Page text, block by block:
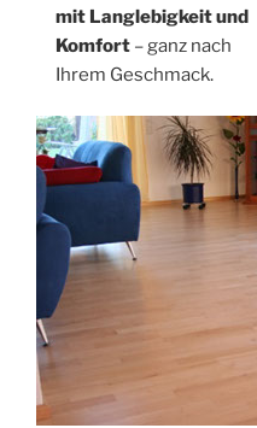
mit Langlebigkeit und
Komfort– ganz nach
Ihrem Geschmack.